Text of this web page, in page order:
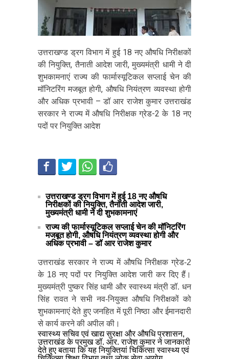
उत्तराखण्ड ड्रग विभाग में हुई 18 नए औषधि निरीक्षकों
की नियुक्ति, तैनाती आदेश जारी, मुख्यमंत्री धामी ने दी
शुभकामनाएं राज्य की फार्मास्यूटिकल सप्लाई चेन की
मॉनिटरिंग मजबूत होगी, औषधि नियंत्रण व्यवस्था होगी
और अधिक प्रभावी – डॉ आर राजेश कुमार उत्तराखंड
सरकार ने राज्य में औषधि निरीक्षक ग्रेड-2 के 18 नए
पदों पर नियुक्ति आदेश
उत्तराखण्ड ड्रग विभाग में हुई 18 नए औषधि
निरीक्षकों की नियुक्ति, तैनाती आदेश जारी,
मुख्यमंत्री धामी ने दी शुभकामनाएं
राज्य की फार्मास्यूटिकल सप्लाई चेन की मॉनिटरिंग
मजबूत होगी, औषधि नियंत्रण व्यवस्था होगी और
अधिक प्रभावी – डॉ आर राजेश कुमार
उत्तराखंड सरकार ने राज्य में औषधि निरीक्षक ग्रेड-2
के 18 नए पदों पर नियुक्ति आदेश जारी कर दिए हैं।
मुख्यमंत्री पुष्कर सिंह धामी और स्वास्थ्य मंत्री डॉ. धन
सिंह रावत ने सभी नव-नियुक्त औषधि निरीक्षकों को
शुभकामनाएं देते हुए जनहित में पूरी निष्ठा और ईमानदारी
से कार्य करने की अपील की।
स्वास्थ्य सचिव एवं खाद्य सुरक्षा और औषधि प्रशासन,
उत्तराखंड के प्रमुख डॉ. आर. राजेश कुमार ने जानकारी
देते हुए बताया कि यह नियुक्तियां चिकित्सा स्वास्थ्य एवं